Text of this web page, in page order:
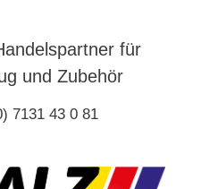
für
und Zubehör
7131 43 0 81